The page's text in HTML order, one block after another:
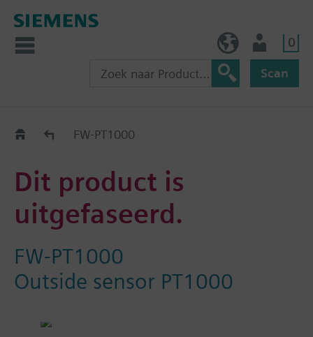
0
Scan
Old2NewFW-PT1000
Dit product is
uitgefaseerd.
FW-PT1000
Outside sensor PT1000